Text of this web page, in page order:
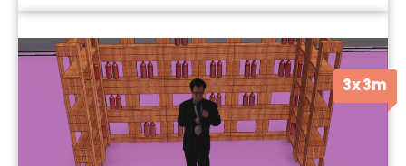
3x3m